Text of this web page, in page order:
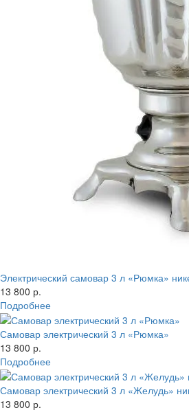
Электрический самовар 3 л «Рюмка»
13 800 р.
Подробнее
Самовар электрический 3 л «Рюмка»
13 800 р.
Подробнее
Самовар электрический 3 л «Желудь»
13 800 р.